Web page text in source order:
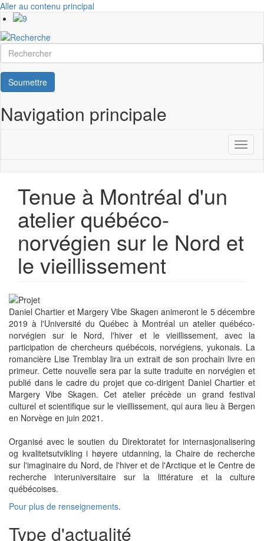
Aller au contenu principal
Rechercher
Soumettre
Navigation principale
Tenue à Montréal d'un
atelier québéco-
norvégien sur le Nord et
le vieillissement
Daniel Chartier et Margery Vibe Skagen animeront le 5 décembre
2019 à l'Université du Québec à Montréal un atelier québéco-
norvégien sur le Nord, l'hiver et le vieillissement, avec la
participation de chercheurs québécois, norvégiens, yukonais. La
romancière Lise Tremblay lira un extrait de son prochain livre en
primeur. Cette nouvelle sera par la suite traduite en norvégien et
publié dans le cadre du projet que co-dirigent Daniel Chartier et
Margery Vibe Skagen. Cet atelier précède un grand festival
culturel et scientifique sur le vieillissement, qui aura lieu à Bergen
en Norvège en juin 2021.
Organisé avec le soutien du Direktoratet for internasjonalisering
og kvalitetsutvikling i høyere utdanning, la Chaire de recherche
sur l'imaginaire du Nord, de l'hiver et de l'Arctique et le Centre de
recherche interuniversitaire sur la littérature et la culture
québécoises.
Pour plus de renseignements.
Type d'actualité